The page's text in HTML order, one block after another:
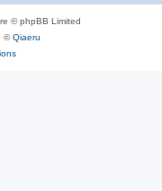
© phpBB Limited
©Qiaeru